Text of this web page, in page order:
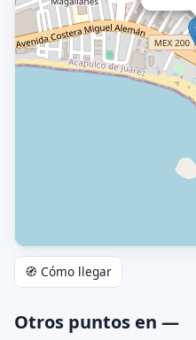
🧭 Cómo llegar
Otros puntos en —